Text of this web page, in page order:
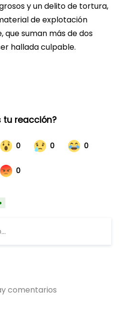
y un delito de tortura,
de explotación
que suman más de dos
hallada culpable.